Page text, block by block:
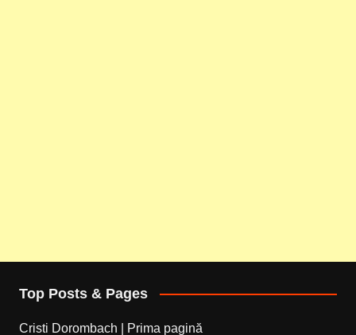
Top Posts & Pages
Cristi Dorombach | Prima pagină